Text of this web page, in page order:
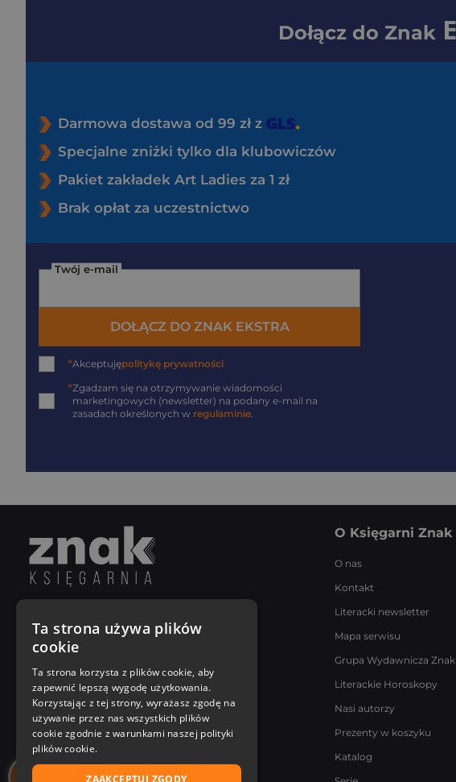
Dołącz do Znak
Darmowa dostawa od 99 zł z
Specjalne zniżki tylko dla klubowiczów
Pakiet zakładek Art Ladies za 1 zł
Brak opłat za uczestnictwo
Twój e-mail
DOŁĄCZ DO ZNAK EKSTRA
*Akceptujępolitykę prywatności
*Zgadzam się na otrzymywanie wiadomości
marketingowych (newsletter) na podany e-mail na
zasadach określonych w regulaminie.
Poniedziałek - Piątek
8:00 - 18:00
[email protected]
Bądź z nami na bieżąco
O Księgarni Znak
O nas
Kontakt
Literacki newsletter
Mapa serwisu
Grupa Wydawnicza Znak
Literackie Horoskopy
Nasi autorzy
Prezenty w koszyku
Katalog
Ta strona używa plików
cookie
Ta strona korzysta z plików cookie, aby
zapewnić lepszą wygodę użytkowania.
Korzystając z tej strony, wyrażasz zgodę na
używanie przez nas wszystkich plików
cookie zgodnie z warunkami naszej polityki
plików cookie.
ZAAKCEPTUJ ZGODY